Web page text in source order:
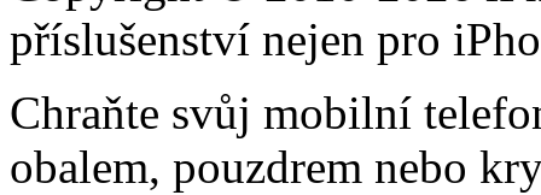
příslušenství nejen pro
Chraňte svůj mobilní
obalem, pouzdrem nebo